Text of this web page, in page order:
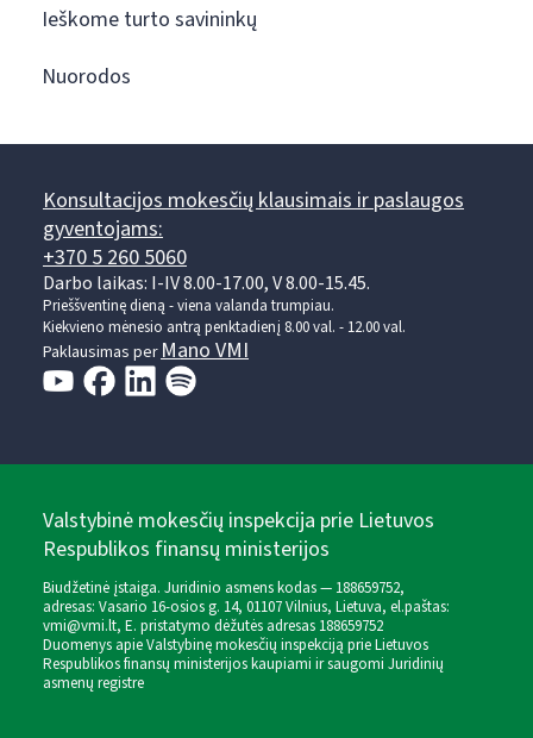
Ieškome turto savininkų
Nuorodos
Konsultacijos mokesčių klausimais ir paslaugos
gyventojams:
+370 5 260 5060
Darbo laikas: I-IV 8.00-17.00, V 8.00-15.45.
Prieššventinę dieną - viena valanda trumpiau.
Kiekvieno mėnesio antrą penktadienį 8.00 val. - 12.00 val.
Paklausimas per Mano VMI
Valstybinė mokesčių inspekcija prie Lietuvos
Respublikos finansų ministerijos
Biudžetinė įstaiga. Juridinio asmens kodas — 188659752,
adresas: Vasario 16-osios g. 14, 01107 Vilnius, Lietuva, el.paštas:
vmi@vmi.lt, E. pristatymo dėžutės adresas 188659752
Duomenys apie Valstybinę mokesčių inspekciją prie Lietuvos
Respublikos finansų ministerijos kaupiami ir saugomi Juridinių
asmenų registre